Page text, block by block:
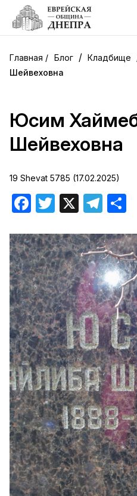
Блог / Кладбище
Шейвеховна
Юсим
Шейвеховна
19 Shevat 5785 (17.02.2025)
Facebook
Twitter Telegram